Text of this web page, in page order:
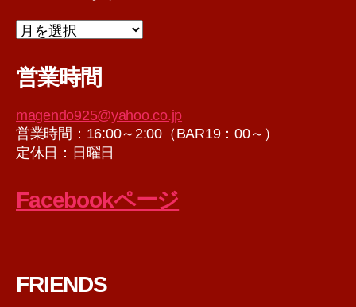
ア
イ
営業時間
magendo925@yahoo.co.jp
営業時間：16:00～2:00（BAR19：00～）
定休日：日曜日
Facebookページ
FRIENDS